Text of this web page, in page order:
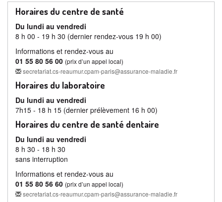
Horaires du centre de santé
Du lundi au vendredi
8 h 00 - 19 h 30 (dernier rendez-vous 19 h 00)
Informations et rendez-vous au
01 55 80 56 00 (prix d’un appel local)
secretariat.cs-reaumur.cpam-paris@assurance-maladie.fr
Horaires du laboratoire
Du lundi au vendredi
7h15 - 18 h 15 (dernier prélèvement 16 h 00)
Horaires du centre de santé dentaire
Du lundi au vendredi
8 h 30 - 18 h 30
sans interruption
Informations et rendez-vous au
01 55 80 56 60 (prix d’un appel local)
secretariat.cs-reaumur.cpam-paris@assurance-maladie.fr